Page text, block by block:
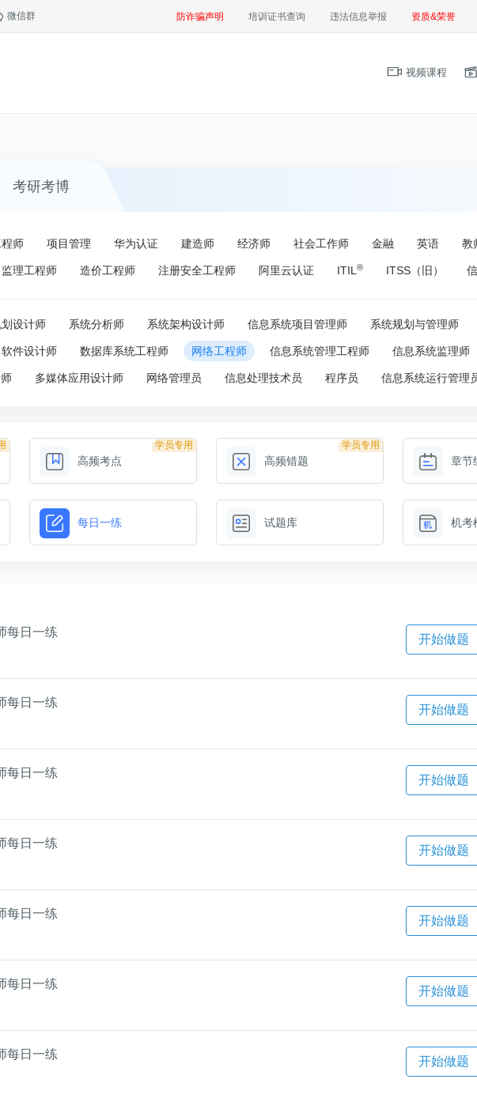
微信群 防诈骗声明 培训证书查询 违法信息举报 资质&荣誉
视频课程
考研考博
师 项目管理 华为认证 建造师 经济师 社会工作师 金融 英语 教
监理工程师 造价工程师 注册安全工程师 阿里云认证 ITIL ® ITSS（旧）
设计师 系统分析师 系统架构设计师 信息系统项目管理师 系统规划与管理师
软件设计师 数据库系统工程师 网络工程师 信息系统管理工程师 信息系统监理师
多媒体应用设计师 网络管理员 信息处理技术员 程序员 信息系统运行管理
学员专用
高频考点
学员专用
高频错题 章节
每日一练 试题库 机考
每日一练
开始做题
每日一练
开始做题
每日一练
开始做题
每日一练
开始做题
每日一练
开始做题
每日一练
开始做题
每日一练
开始做题